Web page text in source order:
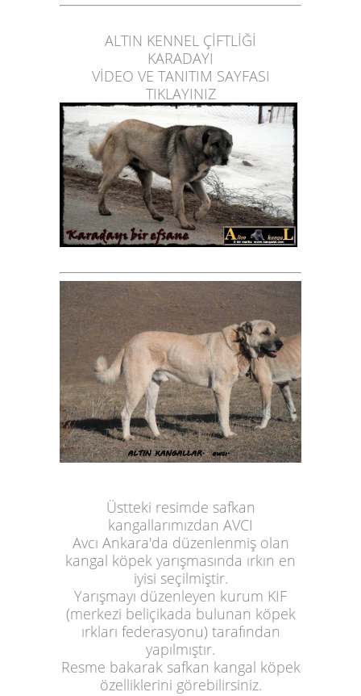
ALTIN KENNEL ÇİFTLİĞİ
KARADAYI
VİDEO VE TANITIM SAYFASI
TIKLAYINIZ
Üstteki resimde safkan
kangallarımızdan AVCI
Avcı Ankara'da düzenlenmiş olan
kangal köpek yarışmasında ırkın en
iyisi seçilmiştir.
Yarışmayı düzenleyen kurum KIF
(merkezi beliçikada bulunan köpek
ırkları federasyonu) tarafından
yapılmıştır.
Resme bakarak safkan kangal köpek
özelliklerini görebilirsiniz.